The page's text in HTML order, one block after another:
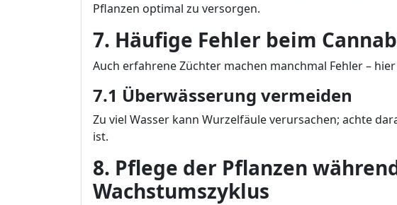
Pflanzen optimal zu versorgen.
7. Häufige Fehler beim
Auch erfahrene Züchter machen manchmal Fehler –
7.1 Überwässerung vermeiden
Zu viel Wasser kann Wurzelfäule verursachen; achte
ist.
8. Pflege der Pflanzen
Wachstumszyklus